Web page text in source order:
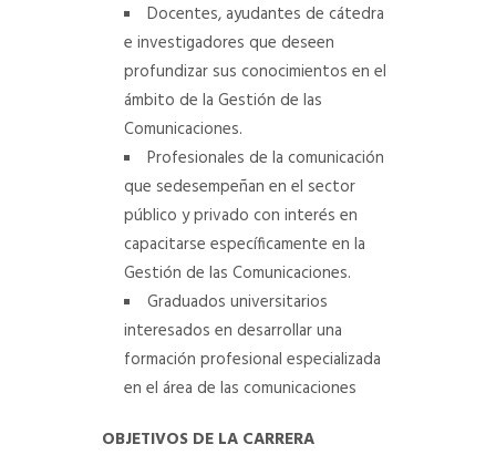
Docentes, ayudantes de cátedra
e investigadores que deseen
profundizar sus conocimientos en el
ámbito de la Gestión de las
Comunicaciones.
Profesionales de la comunicación
que sedesempeñan en el sector
público y privado con interés en
capacitarse específicamente en la
Gestión de las Comunicaciones.
Graduados universitarios
interesados en desarrollar una
formación profesional especializada
en el área de las comunicaciones
OBJETIVOS DE LA CARRERA